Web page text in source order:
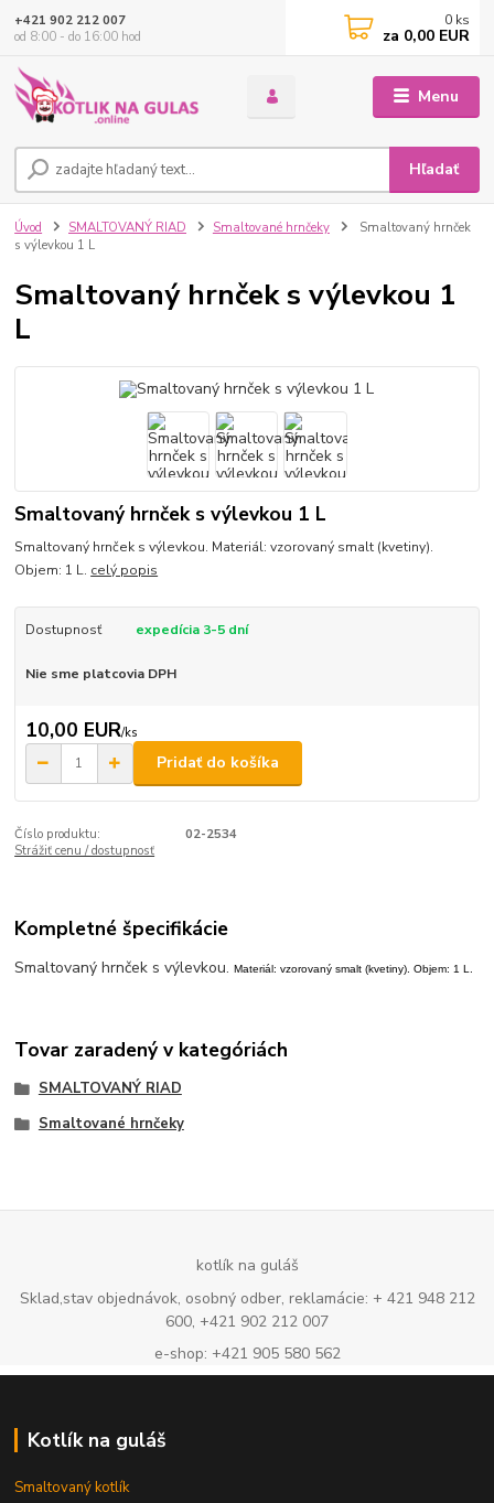
Menu
Hľadať
+421 902 212 007
od 8:00 - do 16:00 hod
0 ks
za 0,00 EUR
Úvod SMALTOVANÝ RIAD Smaltované hrnčeky
Smaltovaný hrnček
s výlevkou 1 L
Smaltovaný hrnček s výlevkou 1
L
Smaltovaný hrnček s výlevkou 1 L
Smaltovaný hrnček s výlevkou. Materiál: vzorovaný smalt (kvetiny).
Objem: 1 L. celý popis
Dostupnosť expedícia 3-5 dní
Nie sme platcovia DPH
10,00 EUR/ks
Pridať do košíka
Číslo produktu:
02-2534
Strážiť cenu / dostupnosť
Kompletné špecifikácie
Smaltovaný hrnček s výlevkou.Materiál: vzorovaný smalt (kvetiny). Objem: 1 L.
Tovar zaradený v kategóriách
SMALTOVANÝ RIAD
Smaltované hrnčeky
kotlík na guláš
Sklad,stav objednávok, osobný odber, reklamácie: + 421 948 212
600, +421 902 212 007
e-shop: +421 905 580 562
Kotlík na guláš
Smaltovaný kotlík